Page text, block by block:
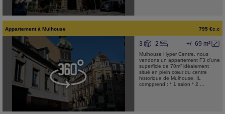
Appartement à Mulhouse 795 €c.c
+/- 69 m²
3 2
Mulhouse Hyper Centre, nous
vendons un appartement F3 d'une
superficie de 70m² idéalement
situé en plein cœur du centre
historique de Mulhouse. IL
compprend : * 1 salon * 2 ...